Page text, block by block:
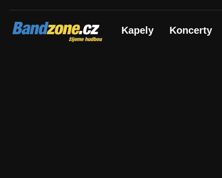
Bandzone.cz
žijeme hudbou Kapely Koncerty